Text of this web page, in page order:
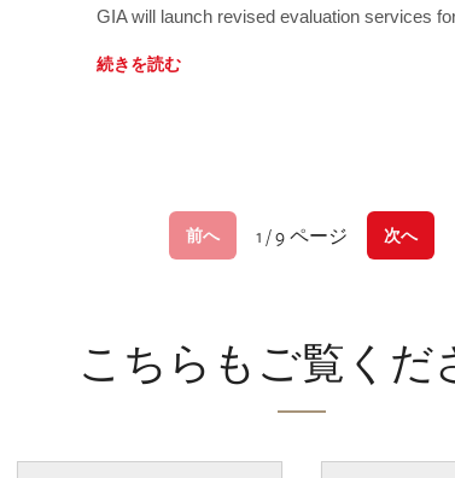
GIA will launch revised evaluation services
続きを読む
前へ 1 / 9 ページ 次へ
こちらもご覧くだ